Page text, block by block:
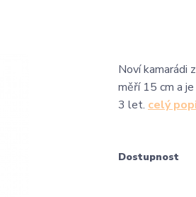
Noví kamarádi
měří 15 cm a
3 let. celý
Dostupnost